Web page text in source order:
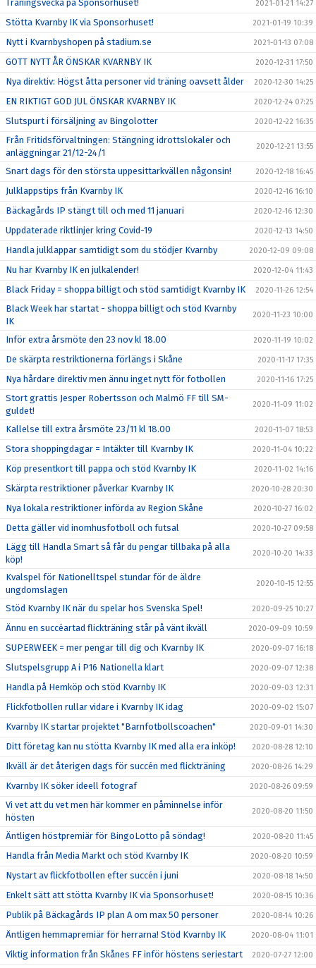
Träningsvecka på Sponsorhuset! 2021-01-21 14:27
Stötta Kvarnby IK via Sponsorhuset! 2021-01-19 10:39
Nytt i Kvarnbyshopen på stadium.se 2021-01-13 07:08
GOTT NYTT ÅR ÖNSKAR KVARNBY IK 2020-12-31 17:50
Nya direktiv: Högst åtta personer vid träning oavsett ålder 2020-12-30 14:25
EN RIKTIGT GOD JUL ÖNSKAR KVARNBY IK 2020-12-24 07:25
Slutspurt i försäljning av Bingolotter 2020-12-22 16:35
Från Fritidsförvaltningen: Stängning idrottslokaler och
anläggningar 21/12-24/1
2020-12-21 13:55
Snart dags för den största uppesittarkvällen någonsin! 2020-12-18 16:45
Julklappstips från Kvarnby IK 2020-12-16 16:10
Bäckagårds IP stängt till och med 11 januari 2020-12-16 12:30
Uppdaterade riktlinjer kring Covid-19 2020-12-13 14:50
Handla julklappar samtidigt som du stödjer Kvarnby 2020-12-09 09:08
Nu har Kvarnby IK en julkalender! 2020-12-04 11:43
Black Friday = shoppa billigt och stöd samtidigt Kvarnby IK 2020-11-26 12:54
Black Week har startat - shoppa billigt och stöd Kvarnby
IK
2020-11-23 10:00
Inför extra årsmöte den 23 nov kl 18.00 2020-11-19 10:02
De skärpta restriktionerna förlängs i Skåne 2020-11-17 17:35
Nya hårdare direktiv men ännu inget nytt för fotbollen 2020-11-16 17:25
Stort grattis Jesper Robertsson och Malmö FF till SM-
guldet!
2020-11-09 11:02
Kallelse till extra årsmöte 23/11 kl 18.00 2020-11-07 18:53
Stora shoppingdagar = Intäkter till Kvarnby IK 2020-11-04 10:22
Köp presentkort till pappa och stöd Kvarnby IK 2020-11-02 14:16
Skärpta restriktioner påverkar Kvarnby IK 2020-10-28 20:30
Nya lokala restriktioner införda av Region Skåne 2020-10-27 16:02
Detta gäller vid inomhusfotboll och futsal 2020-10-27 09:58
Lägg till Handla Smart så får du pengar tillbaka på alla
köp!
2020-10-20 14:33
Kvalspel för Nationelltspel stundar för de äldre
ungdomslagen
2020-10-15 12:55
Stöd Kvarnby IK när du spelar hos Svenska Spel! 2020-09-25 10:27
Ännu en succéartad flickträning står på vänt ikväll 2020-09-09 10:59
SUPERWEEK = mer pengar till dig och Kvarnby IK 2020-09-07 16:18
Slutspelsgrupp A i P16 Nationella klart 2020-09-07 12:38
Handla på Hemköp och stöd Kvarnby IK 2020-09-03 12:31
Flickfotbollen rullar vidare i Kvarnby IK idag 2020-09-02 15:07
Kvarnby IK startar projektet "Barnfotbollscoachen" 2020-09-01 14:30
Ditt företag kan nu stötta Kvarnby IK med alla era inköp! 2020-08-28 12:10
Ikväll är det återigen dags för succén med flickträning 2020-08-26 14:29
Kvarnby IK söker ideell fotograf 2020-08-26 09:59
Vi vet att du vet men här kommer en påminnelse inför
hösten
2020-08-20 11:50
Äntligen höstpremiär för BingoLotto på söndag! 2020-08-20 11:45
Handla från Media Markt och stöd Kvarnby IK 2020-08-20 10:59
Nystart av flickfotbollen efter succén i juni 2020-08-18 14:50
Enkelt sätt att stötta Kvarnby IK via Sponsorhuset! 2020-08-15 10:36
Publik på Bäckagårds IP plan A om max 50 personer 2020-08-14 10:26
Äntligen hemmapremiär för herrarna! Stöd Kvarnby IK 2020-08-04 11:01
Viktig information från Skånes FF inför höstens seriestart 2020-07-27 12:00